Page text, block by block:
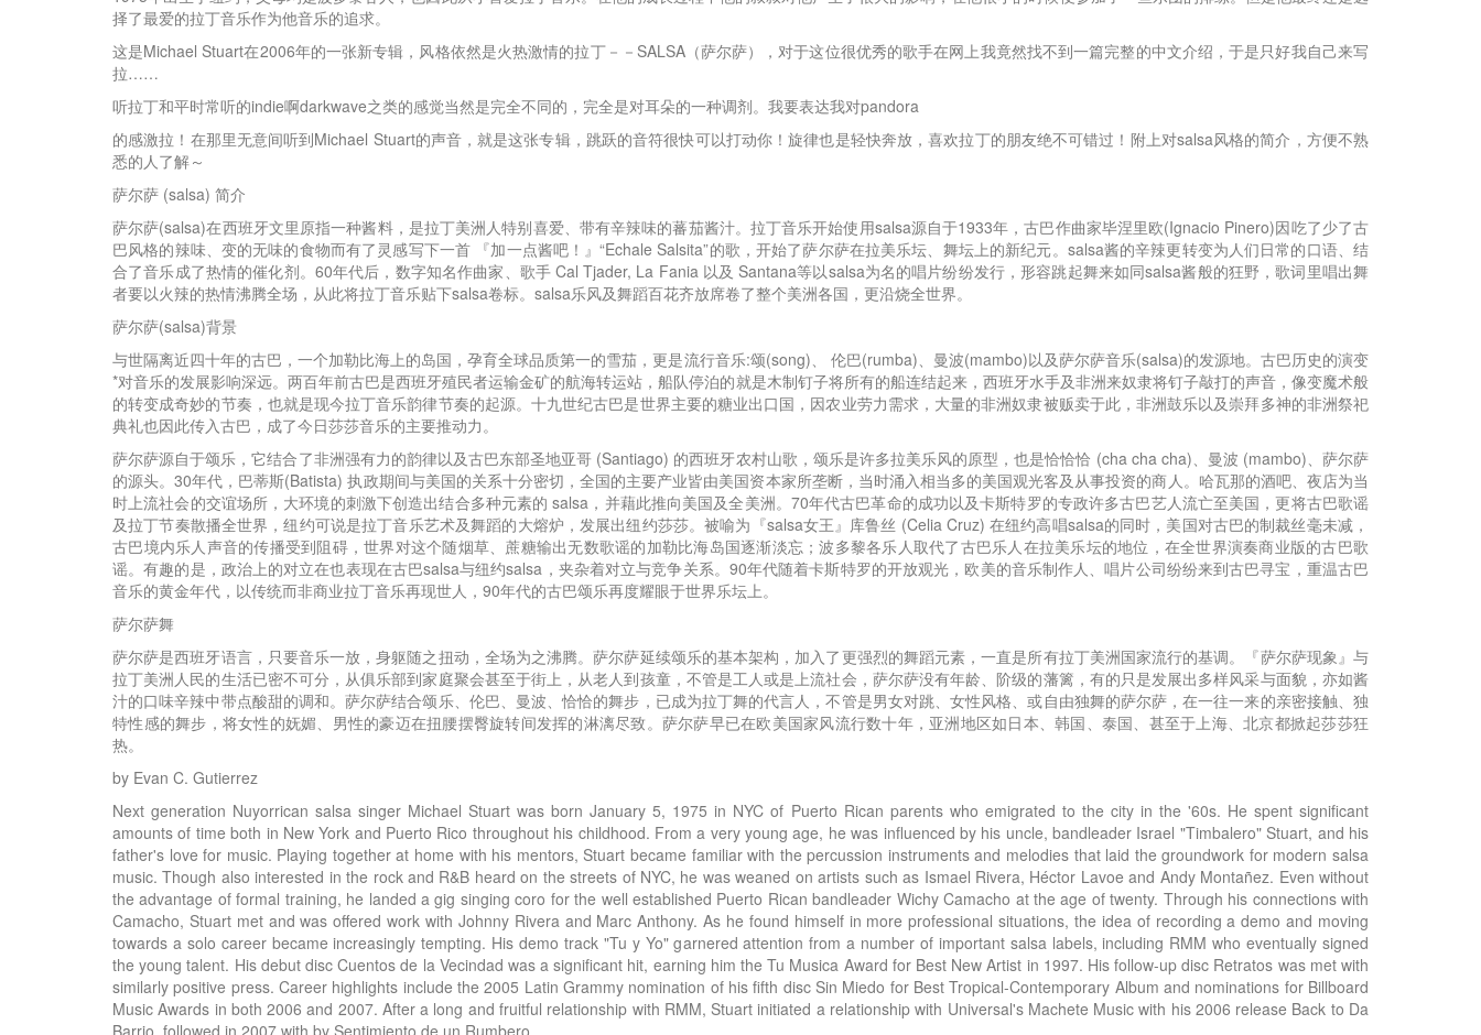
择了最爱的拉丁音乐作为他音乐的追求。
这是Michael Stuart在2006年的一张新专辑，风格依然是火热激情的拉丁－－SALSA（萨尔萨），对于这位很优秀的歌手在网上我竟然找不到一篇完整的中文介绍，于是只好我自己来写
拉……
听拉丁和平时常听的indie啊darkwave之类的感觉当然是完全不同的，完全是对耳朵的一种调剂。我要表达我对pandora
的感激拉！在那里无意间听到Michael Stuart的声音，就是这张专辑，跳跃的音符很快可以打动你！旋律也是轻快奔放，喜欢拉丁的朋友绝不可错过！附上对salsa风格的简介，方便不熟
悉的人了解～
萨尔萨 (salsa) 简介
萨尔萨(salsa)在西班牙文里原指一种酱料，是拉丁美洲人特别喜爱、带有辛辣味的蕃茄酱汁。拉丁音乐开始使用salsa源自于1933年，古巴作曲家毕涅里欧(Ignacio Pinero)因吃了少了古
巴风格的辣味、变的无味的食物而有了灵感写下一首 『加一点酱吧！』“Echale Salsita”的歌，开始了萨尔萨在拉美乐坛、舞坛上的新纪元。salsa酱的辛辣更转变为人们日常的口语、结
合了音乐成了热情的催化剂。60年代后，数字知名作曲家、歌手 Cal Tjader, La Fania 以及 Santana等以salsa为名的唱片纷纷发行，形容跳起舞来如同salsa酱般的狂野，歌词里唱出舞
者要以火辣的热情沸腾全场，从此将拉丁音乐贴下salsa卷标。salsa乐风及舞蹈百花齐放席卷了整个美洲各国，更沿烧全世界。
萨尔萨(salsa)背景
与世隔离近四十年的古巴，一个加勒比海上的岛国，孕育全球品质第一的雪茄，更是流行音乐:颂(song)、 伦巴(rumba)、曼波(mambo)以及萨尔萨音乐(salsa)的发源地。古巴历史的演变
*对音乐的发展影响深远。两百年前古巴是西班牙殖民者运输金矿的航海转运站，船队停泊的就是木制钉子将所有的船连结起来，西班牙水手及非洲来奴隶将钉子敲打的声音，像变魔术般
的转变成奇妙的节奏，也就是现今拉丁音乐韵律节奏的起源。十九世纪古巴是世界主要的糖业出口国，因农业劳力需求，大量的非洲奴隶被贩卖于此，非洲鼓乐以及崇拜多神的非洲祭祀
典礼也因此传入古巴，成了今日莎莎音乐的主要推动力。
萨尔萨源自于颂乐，它结合了非洲强有力的韵律以及古巴东部圣地亚哥 (Santiago) 的西班牙农村山歌，颂乐是许多拉美乐风的原型，也是恰恰恰 (cha cha cha)、曼波 (mambo)、萨尔萨
的源头。30年代，巴蒂斯(Batista) 执政期间与美国的关系十分密切，全国的主要产业皆由美国资本家所垄断，当时涌入相当多的美国观光客及从事投资的商人。哈瓦那的酒吧、夜店为当
时上流社会的交谊场所，大环境的刺激下创造出结合多种元素的 salsa，并藉此推向美国及全美洲。70年代古巴革命的成功以及卡斯特罗的专政许多古巴艺人流亡至美国，更将古巴歌谣
及拉丁节奏散播全世界，纽约可说是拉丁音乐艺术及舞蹈的大熔炉，发展出纽约莎莎。被喻为『salsa女王』库鲁丝 (Celia Cruz) 在纽约高唱salsa的同时，美国对古巴的制裁丝毫未减，
古巴境内乐人声音的传播受到阻碍，世界对这个随烟草、蔗糖输出无数歌谣的加勒比海岛国逐渐淡忘；波多黎各乐人取代了古巴乐人在拉美乐坛的地位，在全世界演奏商业版的古巴歌
谣。有趣的是，政治上的对立在也表现在古巴salsa与纽约salsa，夹杂着对立与竞争关系。90年代随着卡斯特罗的开放观光，欧美的音乐制作人、唱片公司纷纷来到古巴寻宝，重温古巴
音乐的黄金年代，以传统而非商业拉丁音乐再现世人，90年代的古巴颂乐再度耀眼于世界乐坛上。
萨尔萨舞
萨尔萨是西班牙语言，只要音乐一放，身躯随之扭动，全场为之沸腾。萨尔萨延续颂乐的基本架构，加入了更强烈的舞蹈元素，一直是所有拉丁美洲国家流行的基调。『萨尔萨现象』与
拉丁美洲人民的生活已密不可分，从俱乐部到家庭聚会甚至于街上，从老人到孩童，不管是工人或是上流社会，萨尔萨没有年龄、阶级的藩篱，有的只是发展出多样风采与面貌，亦如酱
汁的口味辛辣中带点酸甜的调和。萨尔萨结合颂乐、伦巴、曼波、恰恰的舞步，已成为拉丁舞的代言人，不管是男女对跳、女性风格、或自由独舞的萨尔萨，在一往一来的亲密接触、独
特性感的舞步，将女性的妩媚、男性的豪迈在扭腰摆臀旋转间发挥的淋漓尽致。萨尔萨早已在欧美国家风流行数十年，亚洲地区如日本、韩国、泰国、甚至于上海、北京都掀起莎莎狂
热。
by Evan C. Gutierrez
Next generation Nuyorrican salsa singer Michael Stuart was born January 5, 1975 in NYC of Puerto Rican parents who emigrated to the city in the '60s. He spent significant
amounts of time both in New York and Puerto Rico throughout his childhood. From a very young age, he was influenced by his uncle, bandleader Israel "Timbalero" Stuart, and his
father's love for music. Playing together at home with his mentors, Stuart became familiar with the percussion instruments and melodies that laid the groundwork for modern salsa
music. Though also interested in the rock and R&B heard on the streets of NYC, he was weaned on artists such as Ismael Rivera, Héctor Lavoe and Andy Montañez. Even without
the advantage of formal training, he landed a gig singing coro for the well established Puerto Rican bandleader Wichy Camacho at the age of twenty. Through his connections with
Camacho, Stuart met and was offered work with Johnny Rivera and Marc Anthony. As he found himself in more professional situations, the idea of recording a demo and moving
towards a solo career became increasingly tempting. His demo track "Tu y Yo" garnered attention from a number of important salsa labels, including RMM who eventually signed
the young talent. His debut disc Cuentos de la Vecindad was a significant hit, earning him the Tu Musica Award for Best New Artist in 1997. His follow-up disc Retratos was met with
similarly positive press. Career highlights include the 2005 Latin Grammy nomination of his fifth disc Sin Miedo for Best Tropical-Contemporary Album and nominations for Billboard
Music Awards in both 2006 and 2007. After a long and fruitful relationship with RMM, Stuart initiated a relationship with Universal's Machete Music with his 2006 release Back to Da
Barrio, followed in 2007 with by Sentimiento de un Rumbero.